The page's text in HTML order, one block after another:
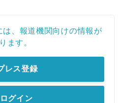
は、報道機関向けの情報が
ます。
レス登録
ログイン